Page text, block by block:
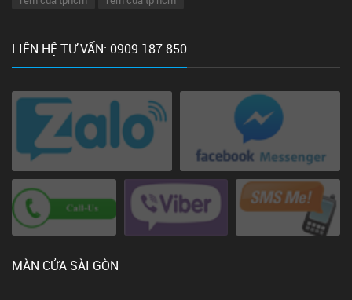
LIÊN HỆ TƯ VẤN: 0909 187 850
MÀN CỬA SÀI GÒN